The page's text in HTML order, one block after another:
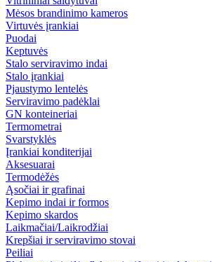
Mėsos brandinimo kameros
Virtuvės įrankiai
Puodai
Keptuvės
Stalo serviravimo indai
Stalo įrankiai
Pjaustymo lentelės
Serviravimo padėklai
GN konteineriai
Termometrai
Svarstyklės
Įrankiai konditerijai
Aksesuarai
Termodėžės
Ąsočiai ir grafinai
Kepimo indai ir formos
Kepimo skardos
Laikmačiai/Laikrodžiai
Krepšiai ir serviravimo stovai
Peiliai